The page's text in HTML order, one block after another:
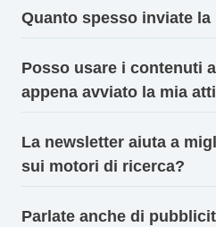
Quanto spesso inviate la
Posso usare i contenuti
appena avviato la mia
La newsletter aiuta a
sui motori di ricerca?
Parlate anche di